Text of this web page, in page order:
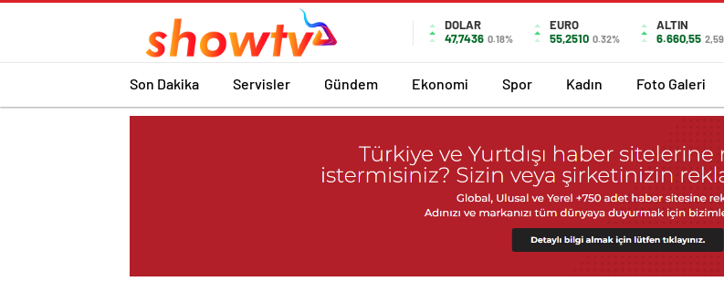
DOLAR
47,7436 0.18%
EURO
55,2510 0.32%
ALTIN
6.660,55 2,59
Son Dakika Servisler Gündem Ekonomi Spor Kadın Foto Galeri